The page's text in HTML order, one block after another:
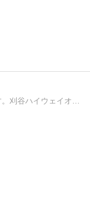
KAZU@湾岸放送局の公式(自称)ブログです。刈谷ハイウェイオアシスをメインに車のオフ会中継や、車載配信をしています。